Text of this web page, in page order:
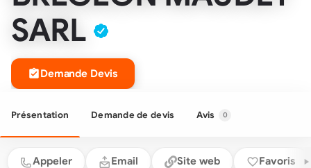
SARL
Demande Devis
Présentation Demande de devis Avis 0
Appeler Email Site web Favoris